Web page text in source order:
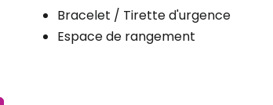
Bracelet / Tirette d'urgence
Espace de rangement